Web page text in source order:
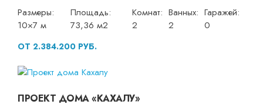
Размеры:
10×7 м
Площадь:
73,36 м2
Комнат:
2
Ванных:
2
Гаражей:
0
ОТ 2.384.200 РУБ.
ПРОЕКТ ДОМА «КАХАЛУ»